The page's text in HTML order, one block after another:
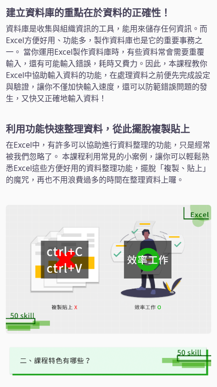
建立資料庫的重點在於資料的正確性！
資料庫是收集與組織資訊的工具，能用來儲存任何資訊。而
Excel方便好用、功能多，製作資料庫也是它的重要事務之
一。 當你運用Excel製作資料庫時，有些資料常會需要重覆
輸入，還有可能輸入錯誤，耗時又費力。因此，本課程教你
Excel中協助輸入資料的功能，在處理資料之前便先完成設定
與驗證，讓你不僅加快輸入速度，還可以防範錯誤問題的發
生，又快又正確地輸入資料！
利用功能快速整理資料，從此擺脫複製貼上
在Excel中，有許多可以協助進行資料整理的功能，只是經常
被我們忽略了。 本課程利用常見的小案例，讓你可以輕鬆熟
悉Excel這些方便好用的資料整理功能，擺脫「複製、貼上」
的魔咒，再也不用浪費過多的時間在整理資料上囉。